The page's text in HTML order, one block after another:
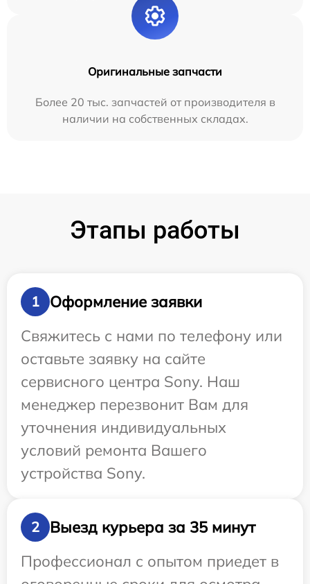
Оригинальные запчасти
Более 20 тыс. запчастей от производителя в
наличии на собственных складах.
Этапы работы
1
Оформление заявки
Свяжитесь с нами по телефону или
оставьте заявку на сайте
сервисного центра Sony. Наш
менеджер перезвонит Вам для
уточнения индивидуальных
условий ремонта Вашего
устройства Sony.
2
Выезд курьера за 35 минут
Профессионал с опытом приедет в